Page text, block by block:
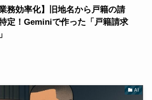
務効率化】旧地名から戸籍の請
定！Geminiで作った「戸籍請求
AI